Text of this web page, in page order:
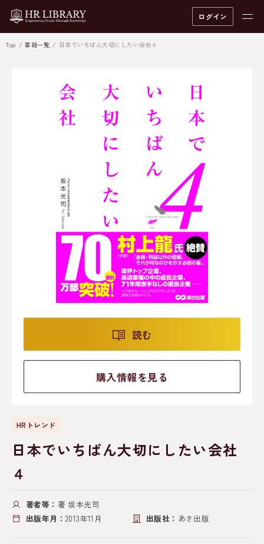
ログイン
Top 書籍一覧 日本でいちばん大切にしたい会社４
読む
購入情報を見る
HRトレンド
日本でいちばん大切にしたい会社
４
著者等： 著 坂本光司
出版年月： 2013年11月 出版社： あさ出版